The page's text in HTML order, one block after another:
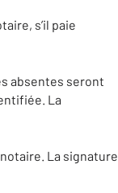
s’il paie
absentes seront
La
La signature